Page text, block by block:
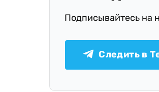
Подписывайтесь на
Следить в